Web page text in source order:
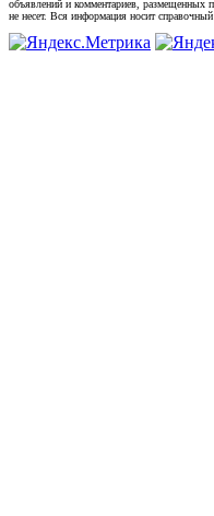
объявлений и комментариев, размещенных
не несет. Вся информация носит